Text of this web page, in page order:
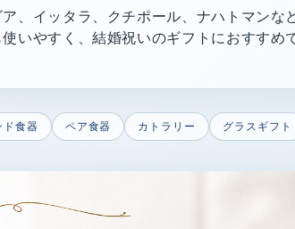
、イッタラ、クチポール、ナハトマンな
いやすく、結婚祝いのギフトにおすすめ
ド食器 ペア食器 カトラリー グラスギフト